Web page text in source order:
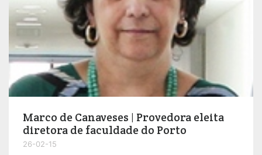
Marco de Canaveses | Provedora eleita
diretora de faculdade do Porto
26-02-15